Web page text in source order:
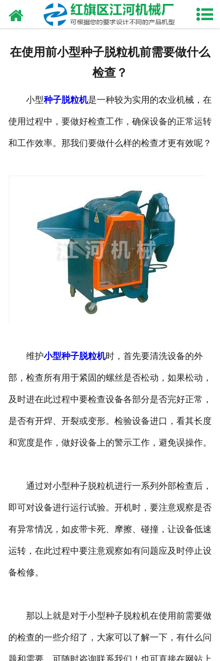
网站首页
资质荣誉
联系我们
在使用前小型种子脱粒机前需要做什么
检查？
小型种子脱粒机是一种较为实用的农业机械，在
使用过程中，要做好检查工作，确保设备的正常运转
和工作效率。那我们要做什么样的检查才更有效呢？
维护小型种子脱粒机时，首先要清洗设备的外
部，检查所有用于紧固的螺丝是否松动，如果松动，
及时进在此过程中要检查设备各部分是否完好正常，
是否有开焊、开裂或变形。检验设备进口，看其长度
和宽度是作，做好设备上的警示工作，避免误操作。
通过对小型种子脱粒机进行一系列外部检查后，
即可对设备进行运行试验。开机时，要注意观察是否
有异常情况，如皮带卡死、摩擦、碰撞，让设备低速
运转，在此过程中要注意观察如有问题应及时停止设
备检修。
那以上就是对于小型种子脱粒机在使用前需要做
的检查的一些介绍了，大家可以了解一下，有什么问